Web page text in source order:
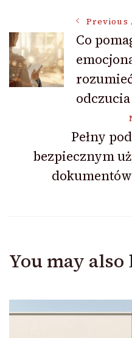
Post
Previous
Co
Pełny
bezpiecznym
You may